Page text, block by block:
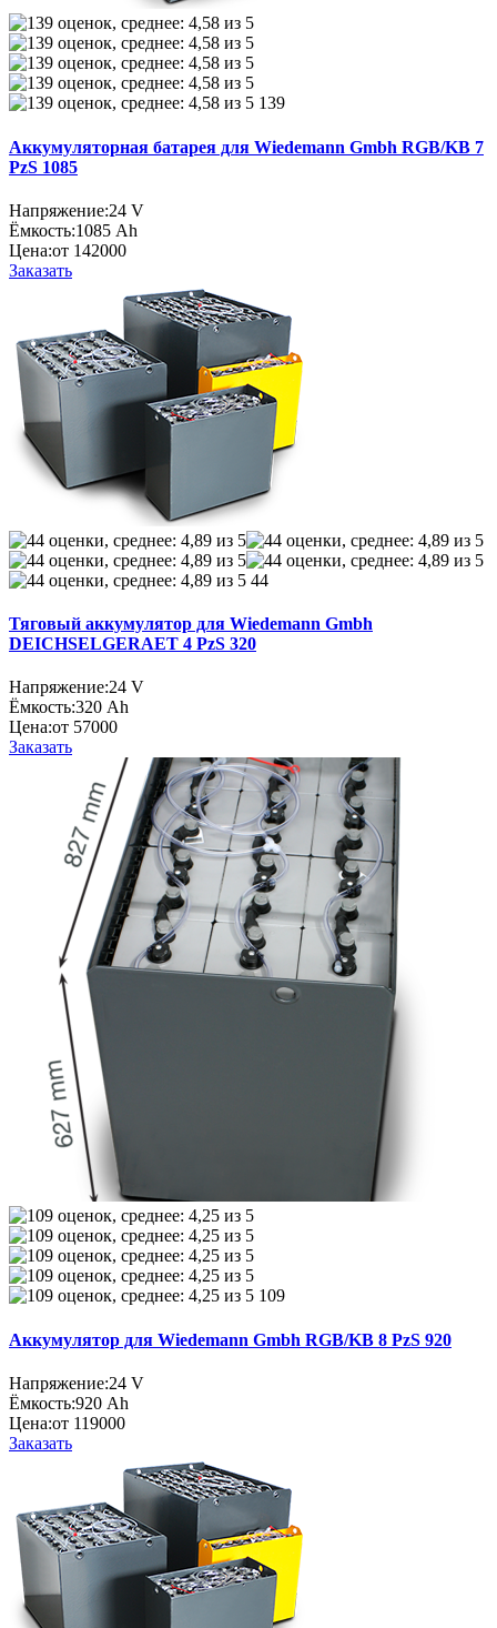
139
Аккумуляторная батарея для Wiedemann Gmbh RGB/KB 7
PzS 1085
Напряжение:24 V
Ёмкость:1085 Ah
Цена:от 142000
Заказать
44
Тяговый аккумулятор для Wiedemann Gmbh
DEICHSELGERAET 4 PzS 320
Напряжение:24 V
Ёмкость:320 Ah
Цена:от 57000
Заказать
109
Аккумулятор для Wiedemann Gmbh RGB/KB 8 PzS 920
Напряжение:24 V
Ёмкость:920 Ah
Цена:от 119000
Заказать